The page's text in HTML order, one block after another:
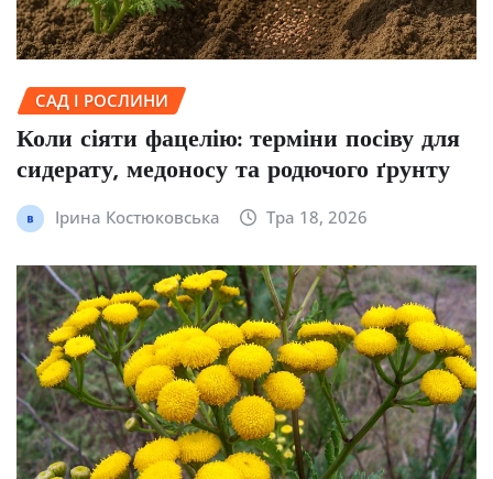
САД І РОСЛИНИ
Коли сіяти фацелію: терміни посіву для
сидерату, медоносу та родючого ґрунту
Ірина Костюковська Тра 18, 2026